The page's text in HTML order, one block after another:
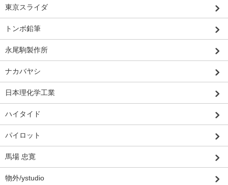
東京スライダ
トンボ鉛筆
永尾駒製作所
ナカバヤシ
日本理化学工業
ハイタイド
パイロット
馬場 忠寛
物外/ystudio